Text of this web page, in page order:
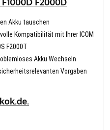
Akku tauschen
Kompatibilität mit Ihrer ICOM
F2000T
Akku Wechseln
Vorgaben